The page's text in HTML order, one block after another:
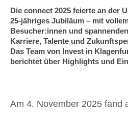
Die connect 2025 feierte an der
25-jähriges Jubiläum – mit
Besucher:innen und
Karriere, Talente und
Das Team von Invest in
berichtet über Highlights und
Am 4. November 2025 fand